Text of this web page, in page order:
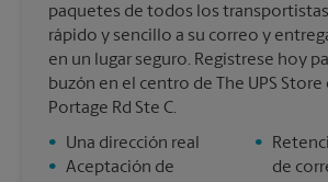
paquetes de todos los
rápido y sencillo a su correo y
en un lugar seguro. Regístrese hoy
buzón en el centro de The UPS Store
Portage Rd Ste C.
•
Una dirección real
• Aceptación de
•
de